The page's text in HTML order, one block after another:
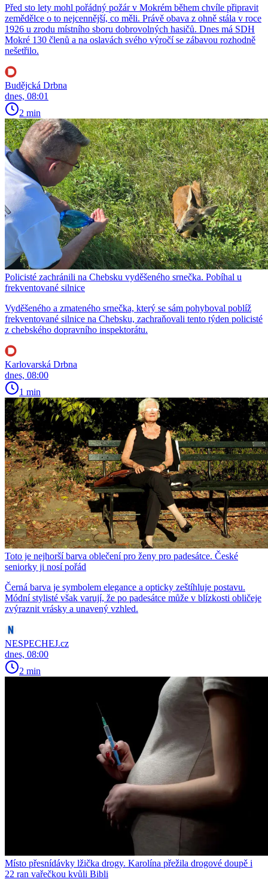
Před sto lety mohl pořádný požár v Mokrém během chvíle připravit
zemědělce o to nejcennější, co měli. Právě obava z ohně stála v roce
1926 u zrodu místního sboru dobrovolných hasičů. Dnes má SDH
Mokré 130 členů a na oslavách svého výročí se zábavou rozhodně
nešetřilo.
Budějcká Drbna
dnes, 08:01
2 min
Policisté zachránili na Chebsku vyděšeného srnečka. Pobíhal u
frekventované silnice
Vyděšeného a zmateného srnečka, který se sám pohyboval poblíž
frekventované silnice na Chebsku, zachraňovali tento týden policisté
z chebského dopravního inspektorátu.
Karlovarská Drbna
dnes, 08:00
1 min
Toto je nejhorší barva oblečení pro ženy pro padesátce. České
seniorky ji nosí pořád
Černá barva je symbolem elegance a opticky zeštíhluje postavu.
Módní stylisté však varují, že po padesátce může v blízkosti obličeje
zvýraznit vrásky a unavený vzhled.
NESPECHEJ.cz
dnes, 08:00
2 min
Místo přesnídávky lžička drogy. Karolína přežila drogové doupě i
22 ran vařečkou kvůli Bibli